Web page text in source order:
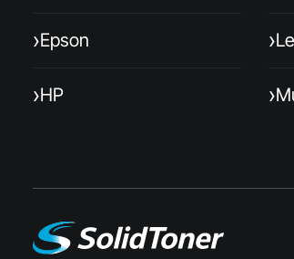
›Epson
›HP
›
›